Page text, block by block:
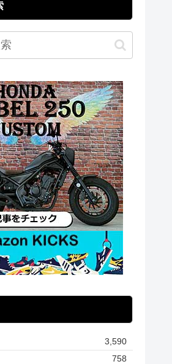
3,590
758